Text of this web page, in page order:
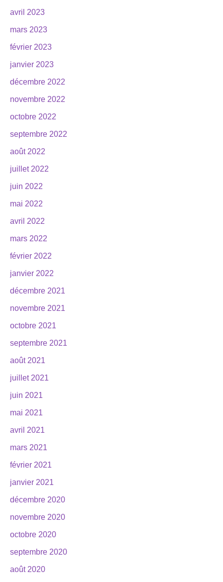
avril 2023
mars 2023
février 2023
janvier 2023
décembre 2022
novembre 2022
octobre 2022
septembre 2022
août 2022
juillet 2022
juin 2022
mai 2022
avril 2022
mars 2022
février 2022
janvier 2022
décembre 2021
novembre 2021
octobre 2021
septembre 2021
août 2021
juillet 2021
juin 2021
mai 2021
avril 2021
mars 2021
février 2021
janvier 2021
décembre 2020
novembre 2020
octobre 2020
septembre 2020
août 2020